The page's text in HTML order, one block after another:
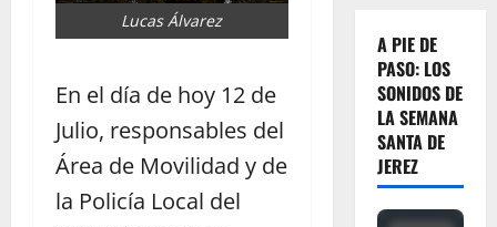
Lucas Álvarez
En el día de hoy 12 de
Julio, responsables del
Área de Movilidad y de
la Policía Local del
A PIE DE
PASO: LOS
SONIDOS DE
LA SEMANA
SANTA DE
JEREZ